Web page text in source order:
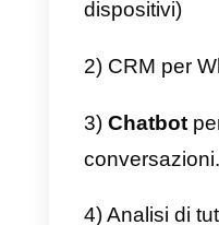
per questi
Quindi
questo
tua